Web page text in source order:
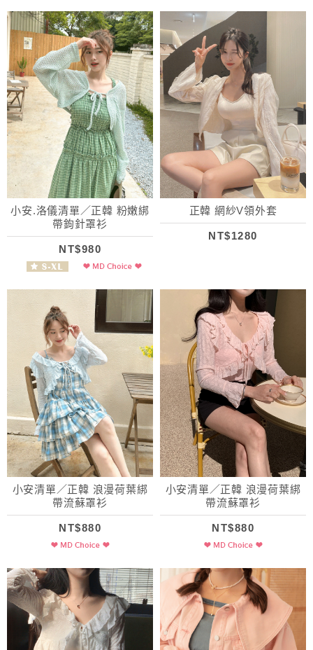
小安.洛儀清單／正韓 粉嫩綁
帶鉤針罩衫
NT$980
正韓 網紗V領外套
NT$1280
小安清單／正韓 浪漫荷葉綁
帶流蘇罩衫
NT$880
小安清單／正韓 浪漫荷葉綁
帶流蘇罩衫
NT$880